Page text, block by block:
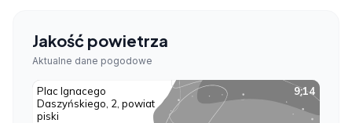
Jakość powietrza
Aktualne dane pogodowe